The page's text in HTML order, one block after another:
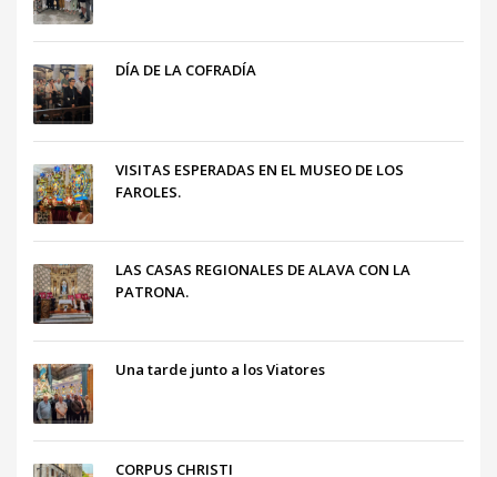
DÍA DE LA COFRADÍA
VISITAS ESPERADAS EN EL MUSEO DE LOS
FAROLES.
LAS CASAS REGIONALES DE ALAVA CON LA
PATRONA.
Una tarde junto a los Viatores
CORPUS CHRISTI